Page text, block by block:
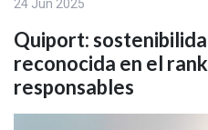
24 Jun 2025
Quiport:
reconocida en el
responsables